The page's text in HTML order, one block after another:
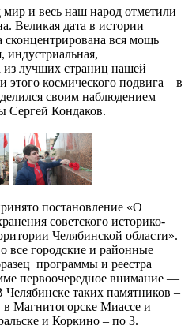
и весь наш народ отметили
Великая дата в истории
вся мощь
индустриальная,
из лучших страниц нашей
этого космического подвига – в
своим наблюдением
Сергей Кондаков.
постановление «О
советского историко-
Челябинской области».
все городские и районные
программы и реестра
первоочередное внимание —
таких памятников –
Магнитогорске Миассе и
и Коркино – по 3.